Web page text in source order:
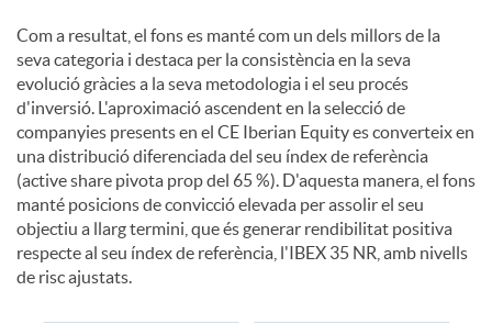
Com a resultat, el fons es manté com un dels millors de la
seva categoria i destaca per la consistència en la seva
evolució gràcies a la seva metodologia i el seu procés
d'inversió. L'aproximació ascendent en la selecció de
companyies presents en el CE Iberian Equity es converteix en
una distribució diferenciada del seu índex de referència
(active share pivota prop del 65 %). D'aquesta manera, el fons
manté posicions de convicció elevada per assolir el seu
objectiu a llarg termini, que és generar rendibilitat positiva
respecte al seu índex de referència, l'IBEX 35 NR, amb nivells
de risc ajustats.